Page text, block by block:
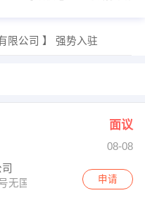
限公司 】 强势入驻
管理有限公司】 强势入驻
面议
08-08
无国界
申请